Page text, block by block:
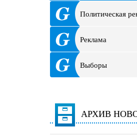
Политическая
Реклама
Выборы
АРХИВ